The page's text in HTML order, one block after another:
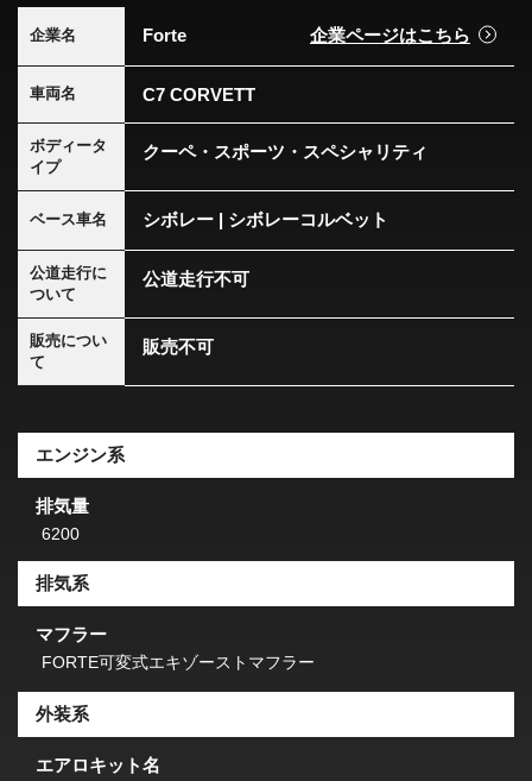
企業名 Forte 企業ページはこちら
車両名 C7 CORVETT
ボディータ
イプ
クーペ・スポーツ・スペシャリティ
ベース車名 シボレー | シボレーコルベット
公道走行に
ついて
公道走行不可
販売につい
て
販売不可
エンジン系
排気量
6200
排気系
マフラー
FORTE可変式エキゾーストマフラー
外装系
エアロキット名